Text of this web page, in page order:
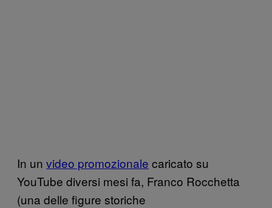
In un video promozionale caricato su
YouTube diversi mesi fa, Franco Rocchetta
(una delle figure storiche